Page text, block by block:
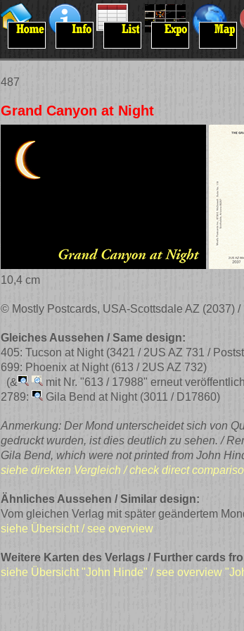
487
Grand Canyon at Night
10,4 cm
© Mostly Postcards, USA-Scottsdale AZ (2037)
Gleiches Aussehen / Same design:
405: Tucson at Night (3421 / 2US AZ 731 /
699: Phoenix at Night (613 / 2US AZ 732)
(&
mit Nr. "613 / 17988" erneut
2789:
Gila Bend at Night (3011 / D17860)
Anmerkung: Der Mond unterscheidet sich von
gedruckt wurden, ist dies deutlich zu sehen. /
Gila Bend, which were not printed from John
siehe direkten Vergleich / check direct
Ähnliches Aussehen / Similar design:
Vom gleichen Verlag mit später geändertem
siehe Übersicht / see overview
Weitere Karten des Verlags / Further cards
siehe Übersicht "John Hinde" / see overview